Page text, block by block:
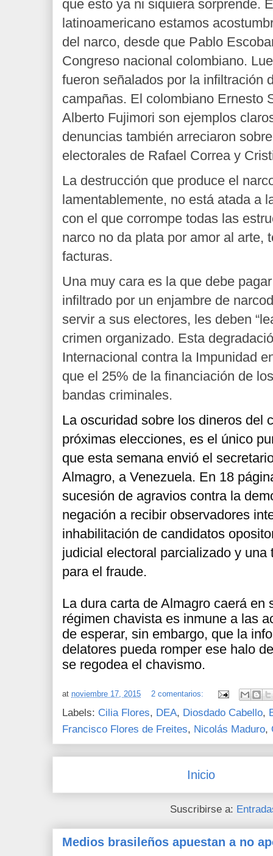
que esto ya ni siquiera sorprende.
latinoamericano estamos
del narco, desde que Pablo
Congreso nacional colombiano.
fueron señalados por la infiltración
campañas. El colombiano Ernesto
Alberto Fujimori son ejemplos
denuncias también arreciaron
electorales de Rafael Correa y
La destrucción que produce el
lamentablemente, no está atada a
con el que corrompe todas las
narco no da plata por amor al arte,
facturas.
Una muy cara es la que debe
infiltrado por un enjambre de
servir a sus electores, les deben
crimen organizado. Esta
Internacional contra la Impunidad
que el 25% de la financiación de
bandas criminales.
La oscuridad sobre los dineros del
próximas elecciones, es el único
que esta semana envió el
Almagro, a Venezuela. En 18
sucesión de agravios contra la
negación a recibir observadores
inhabilitación de candidatos
judicial electoral parcializado y una
para el fraude.
La dura carta de Almagro caerá en
régimen chavista es inmune a las
de esperar, sin embargo, que la
delatores pueda romper ese halo
se regodea el chavismo.
at noviembre 17, 2015 2 comentarios:
Labels: Cilia Flores, DEA, Diosdado Cabello,
Francisco Flores de Freites, Nicolás Maduro,
Inicio
Suscribirse a:
Medios brasileños apuestan a no